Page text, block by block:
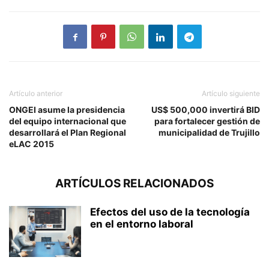
Artículo anterior
ONGEI asume la presidencia
del equipo internacional que
desarrollará el Plan Regional
eLAC 2015
Artículo siguiente
US$ 500,000 invertirá BID
para fortalecer gestión de
municipalidad de Trujillo
ARTÍCULOS RELACIONADOS
Efectos del uso de la tecnología
en el entorno laboral